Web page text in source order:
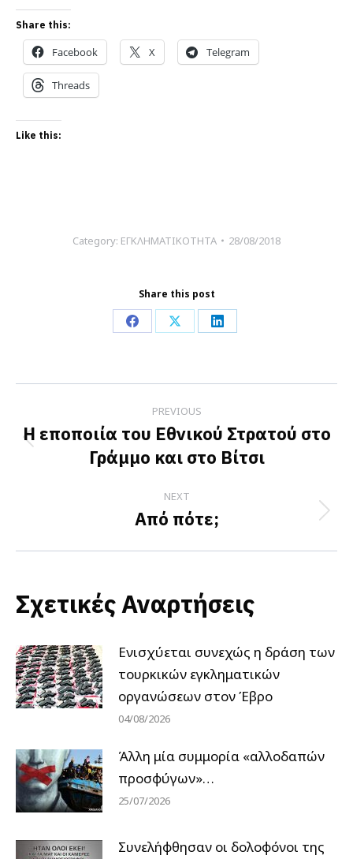
Share this:
Facebook X Telegram
Threads
Like this:
Category: ΕΓΚΛΗΜΑΤΙΚΟΤΗΤΑ 28/08/2018
Share this post
Share
Facebook
Share
X
Share
LinkedIn
navigation
PREVIOUS
Previous
post:
H εποποιία του Εθνικού Στρατού στο
Γράμμο και στο Βίτσι
NEXT
Next
Από πότε;
Σχετικές Αναρτήσεις
Ενισχύεται συνεχώς η δράση των
τουρκικών εγκληματικών
οργανώσεων στον Έβρο
04/08/2026
Άλλη μία συμμορία «αλλοδαπών
προσφύγων»…
25/07/2026
Συνελήφθησαν οι δολοφόνοι της